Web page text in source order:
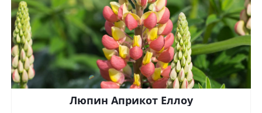
Люпин Априкот Еллоу